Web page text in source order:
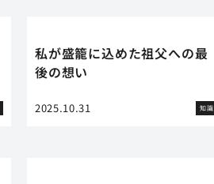
私が盛籠に込めた祖父への最
後の想い
2025.10.31 知識